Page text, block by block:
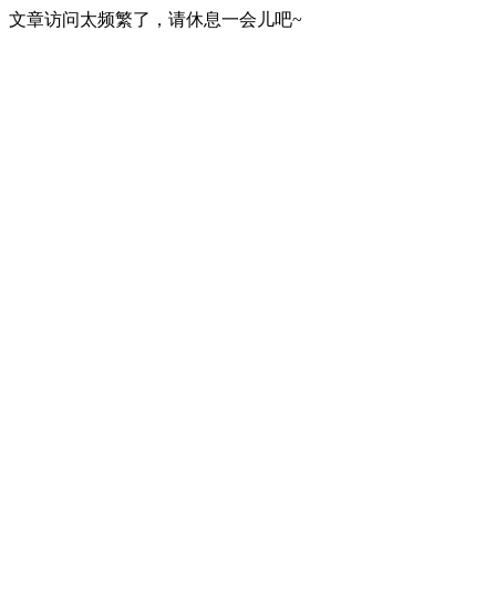
文章访问太频繁了，请休息一会儿吧~